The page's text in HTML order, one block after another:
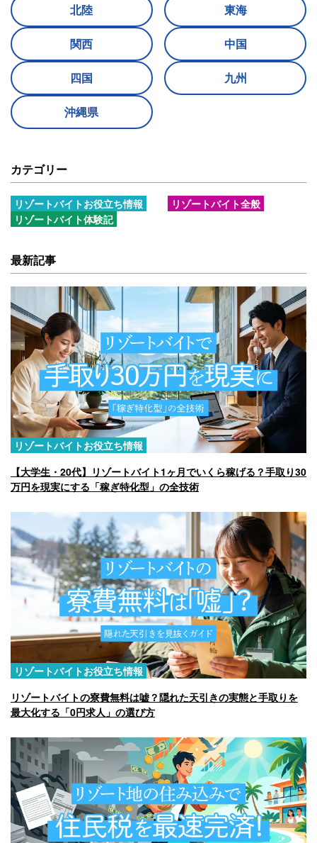
北陸 東海
関西 中国
四国 九州
沖縄県
カテゴリー
リゾートバイトお役立ち情報
リゾートバイト全般
リゾートバイト体験記
最新記事
リゾートバイトお役立ち情報
【大学生・20代】リゾートバイト1ヶ月でいくら稼げる？手取り30
万円を現実にする「稼ぎ特化型」の全技術
リゾートバイトお役立ち情報
リゾートバイトの寮費無料は嘘？隠れた天引きの実態と手取りを
最大化する「0円求人」の選び方